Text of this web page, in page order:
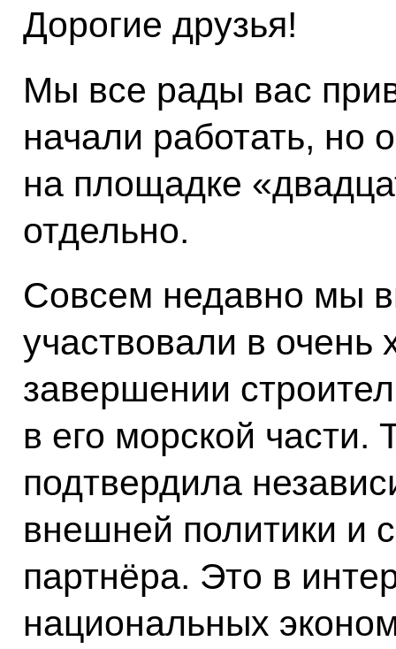
Дорогие друзья!
Мы все рады вас
начали работать, но
на площадке
отдельно.
Совсем недавно мы
участвовали в
завершении
в его морской части.
подтвердила
внешней политики и
партнёра. Это в
национальных